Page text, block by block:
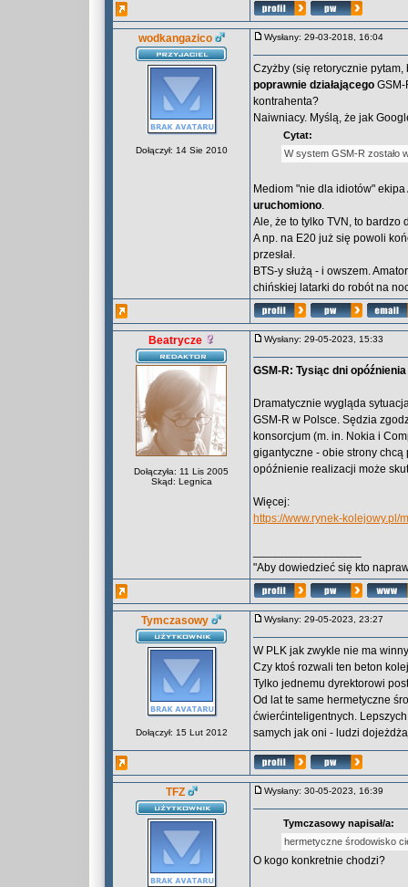
wodkangazico
Dołączył: 14 Sie 2010
Wysłany: 29-03-2018, 16:04
Czyżby (się retorycznie
poprawnie działającego
kontrahenta?
Naiwniacy. Myślą, że jak
Cytat:
W system GSM-R zostało
Mediom "nie dla idiotów"
uruchomiono.
Ale, że to tylko TVN, to bardzo
A np. na E20 już się powoli
przesłał.
BTS-y służą - i owszem.
chińskiej latarki do robót na
Beatrycze
Dołączyła: 11 Lis 2005
Skąd: Legnica
Wysłany: 29-05-2023, 15:33
GSM-R: Tysiąc dni
Dramatycznie wygląda
GSM-R w Polsce. Sędzia
konsorcjum (m. in. Nokia i
gigantyczne - obie strony chcą
opóźnienie realizacji może
Więcej:
https://www.rynek-
"Aby dowiedzieć się kto
Tymczasowy
Dołączył: 15 Lut 2012
Wysłany: 29-05-2023, 23:27
W PLK jak zwykle nie ma
Czy ktoś rozwali ten beton
Tylko jednemu dyrektorowi
Od lat te same hermetyczne
ćwierćinteligentnych.
samych jak oni - ludzi
TFZ Wysłany: 30-05-2023, 16:39
Tymczasowy napisał/a:
hermetyczne środowisko
O kogo konkretnie chodzi?